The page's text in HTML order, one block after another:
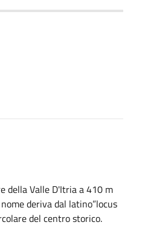
della Valle D'Itria a 410 m
deriva dal latino”locus
del centro storico.